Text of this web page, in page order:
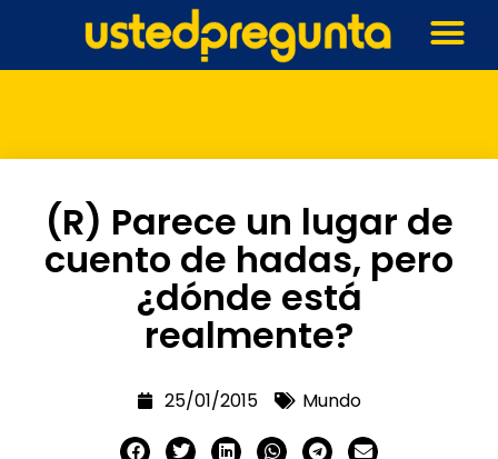
(R) Parece un lugar de
cuento de hadas, pero
¿dónde está
realmente?
25/01/2015 Mundo